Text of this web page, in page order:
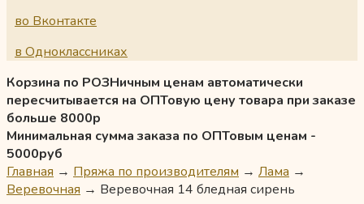
во Вконтакте
в Одноклассниках
Корзина по РОЗНичным ценам автоматически
пересчитывается на ОПТовую цену товара при заказе
больше 8000р
Минимальная сумма заказа по ОПТовым ценам -
5000руб
Главная → Пряжа по производителям → Лама →
Веревочная → Веревочная 14 бледная сирень